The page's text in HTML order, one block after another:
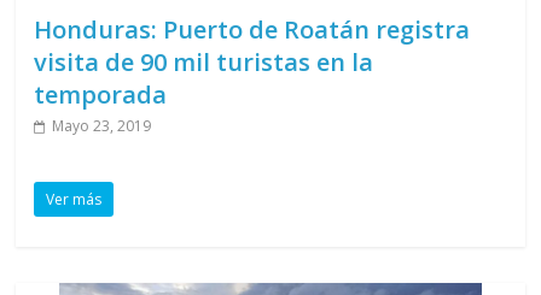
Honduras: Puerto de Roatán registra
visita de 90 mil turistas en la
temporada
Mayo 23, 2019
Ver más